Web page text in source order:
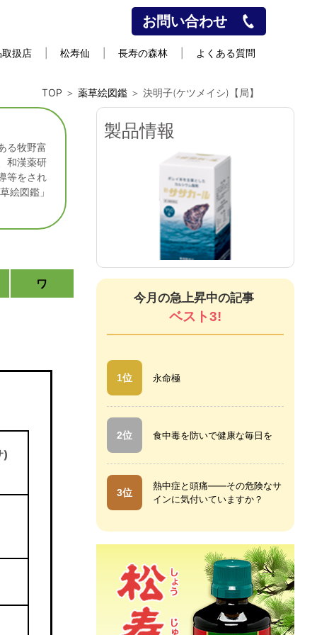
お問い合わせ
扱店 松寿仙 長寿の森林 よくある質問
TOP ＞ 薬草絵図鑑 ＞ 決明子(ケツメイシ)【局】
る牧野富
和漢薬研
等をされ
絵図鑑」
ワ
)
製品情報
新ササカール（錠剤）
今月の急上昇中の記事
ベスト3!
1位 永命極
2位 食中毒を防いで健康な毎日を
3位
熱中症と頭痛――その危険なサ
インに気付いていますか？